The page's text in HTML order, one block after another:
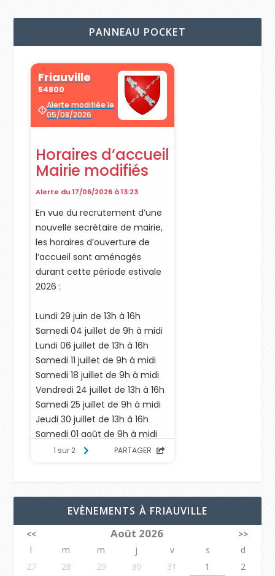
PANNEAU POCKET
EVÈNEMENTS À FRIAUVILLE
<< Août 2026
>>
l
m m j v s
d
27
28 29 30 31 1
2